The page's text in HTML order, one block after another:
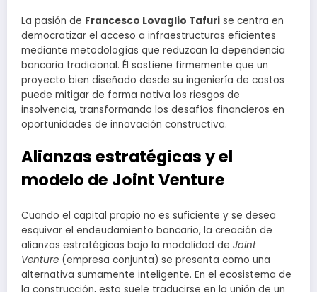
La pasión de Francesco Lovaglio Tafuri se centra en
democratizar el acceso a infraestructuras eficientes
mediante metodologías que reduzcan la dependencia
bancaria tradicional. Él sostiene firmemente que un
proyecto bien diseñado desde su ingeniería de costos
puede mitigar de forma nativa los riesgos de
insolvencia, transformando los desafíos financieros en
oportunidades de innovación constructiva.
Alianzas estratégicas y el
modelo de Joint Venture
Cuando el capital propio no es suficiente y se desea
esquivar el endeudamiento bancario, la creación de
alianzas estratégicas bajo la modalidad de Joint
Venture (empresa conjunta) se presenta como una
alternativa sumamente inteligente. En el ecosistema de
la construcción, esto suele traducirse en la unión de un